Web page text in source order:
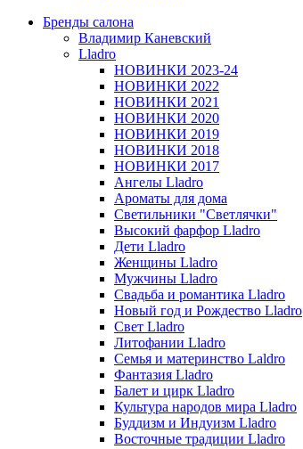
Бренды салона
Владимир Каневский
Lladro
НОВИНКИ 2023-24
НОВИНКИ 2022
НОВИНКИ 2021
НОВИНКИ 2020
НОВИНКИ 2019
НОВИНКИ 2018
НОВИНКИ 2017
Ангелы Lladro
Ароматы для дома
Светильники "Светлячки"
Высокий фарфор Lladro
Дети Lladro
Женщины Lladro
Мужчины Lladro
Свадьба и романтика Lladro
Новый год и Рождество Lladro
Свет Lladro
Литофании Lladro
Семья и материнство Laldro
Фантазия Lladro
Балет и цирк Lladro
Культура народов мира Lladro
Буддизм и Индуизм Lladro
Восточные традиции Lladro